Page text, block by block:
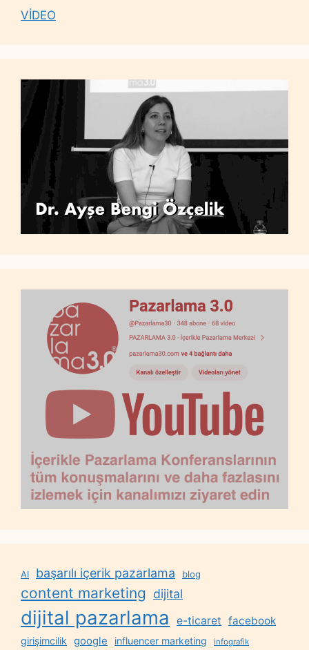
VİDEO
AI başarılı içerik pazarlama blog
content marketing dijital
dijital pazarlama e-ticaret facebook
girişimcilik google influencer marketing infografik